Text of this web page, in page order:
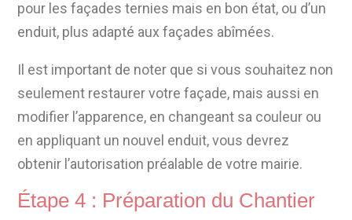
pour les façades ternies mais en bon état, ou d’un
enduit, plus adapté aux façades abîmées.
Il est important de noter que si vous souhaitez non
seulement restaurer votre façade, mais aussi en
modifier l’apparence, en changeant sa couleur ou
en appliquant un nouvel enduit, vous devrez
obtenir l’autorisation préalable de votre mairie.
Étape 4 : Préparation du Chantier